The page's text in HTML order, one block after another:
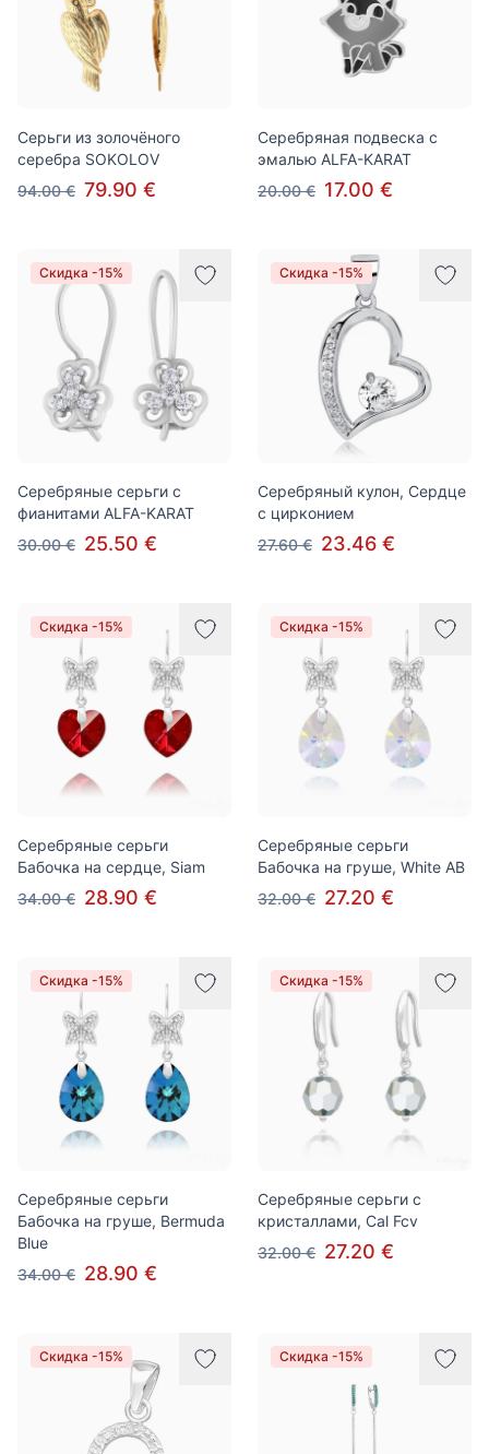
Серьги из золочёного
серебра SOKOLOV
94.00 € 79.90 €
Серебряная подвеска с
эмалью ALFA-KARAT
20.00 € 17.00 €
Скидка -15%
Серебряные серьги с
фианитами ALFA-KARAT
30.00 € 25.50 €
Скидка -15%
Серебряный кулон, Сердце
с цирконием
27.60 € 23.46 €
Скидка -15%
Серебряные серьги
Бабочка на сердце, Siam
34.00 € 28.90 €
Скидка -15%
Серебряные серьги
Бабочка на груше, White AB
32.00 € 27.20 €
Скидка -15%
Серебряные серьги
Бабочка на груше, Bermuda
Blue
34.00 € 28.90 €
Скидка -15%
Серебряные серьги с
кристаллами, Cal Fcv
32.00 € 27.20 €
Скидка -15% Скидка -15%